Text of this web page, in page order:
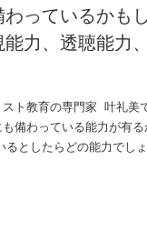
っているかも
力、透聴能力
スト教育の専門家 叶礼美
備わっている能力が有
るとしたらどの能力でし